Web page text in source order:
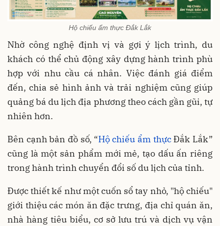
Hộ chiếu ẩm thực Đắk Lắk
Nhờ công nghệ định vị và gợi ý lịch trình, du
khách có thể chủ động xây dựng hành trình phù
hợp với nhu cầu cá nhân. Việc đánh giá điểm
đến, chia sẻ hình ảnh và trải nghiệm cũng giúp
quảng bá du lịch địa phương theo cách gần gũi, tự
nhiên hơn.
Bên cạnh bản đồ số, “Hộ chiếu ẩm thựcĐắk Lắk”
cũng là một sản phẩm mới mẻ, tạo dấu ấn riêng
trong hành trình chuyển đổi số du lịch của tỉnh.
Được thiết kế như một cuốn sổ tay nhỏ, "hộ chiếu"
giới thiệu các món ăn đặc trưng, địa chỉ quán ăn,
nhà hàng tiêu biểu, cơ sở lưu trú và dịch vụ vận